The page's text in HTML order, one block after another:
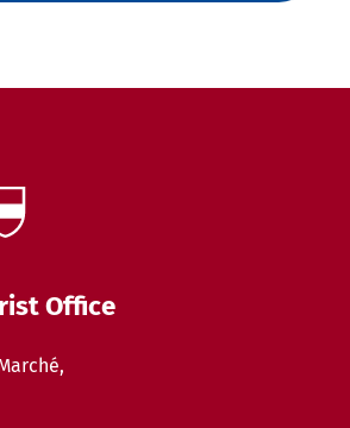
Office